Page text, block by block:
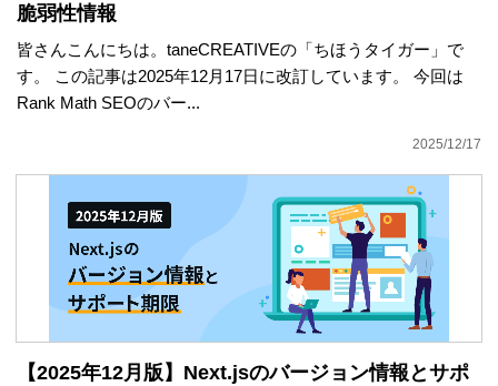
脆弱性情報
皆さんこんにちは。taneCREATIVEの「ちほうタイガー」で
す。 この記事は2025年12月17日に改訂しています。 今回は
Rank Math SEOのバー...
2025/12/17
【2025年12月版】Next.jsのバージョン情報とサポ